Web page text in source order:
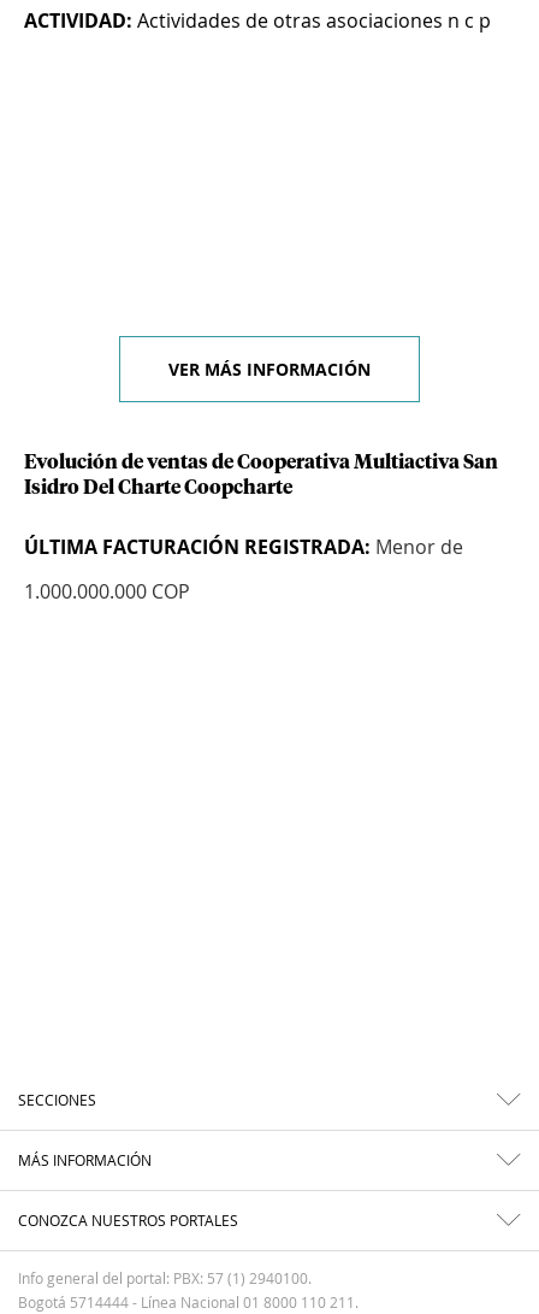
ACTIVIDAD: Actividades de otras asociaciones n c p
VER MÁS INFORMACIÓN
Evolución de ventas de Cooperativa Multiactiva San
Isidro Del Charte Coopcharte
ÚLTIMA FACTURACIÓN REGISTRADA: Menor de
1.000.000.000 COP
SECCIONES
MÁS INFORMACIÓN
CONOZCA NUESTROS PORTALES
Info general del portal: PBX: 57 (1) 2940100.
Bogotá 5714444 - Línea Nacional 01 8000 110 211.